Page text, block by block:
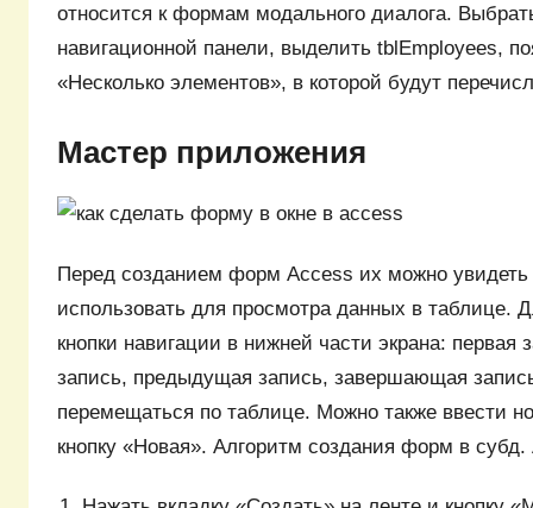
относится к формам модального диалога.
навигационной панели, выделить tblEmployees,
«Несколько элементов», в которой будут
Мастер приложения
Перед созданием форм Access их можно увидеть
использовать для просмотра данных в таблице.
кнопки навигации в нижней части экрана:
запись, предыдущая запись, завершающая
перемещаться по таблице. Можно также ввести
кнопку «Новая». Алгоритм создания форм в